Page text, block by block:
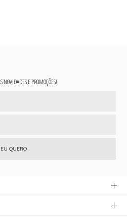
NOVIDADES E PROMOÇÕES!
EU QUERO